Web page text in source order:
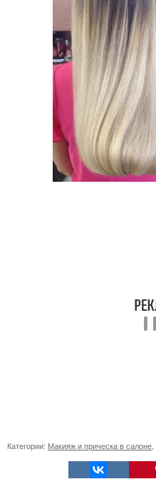
Категории: Макияж и прическа в салоне